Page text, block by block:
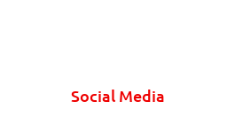
Social Media